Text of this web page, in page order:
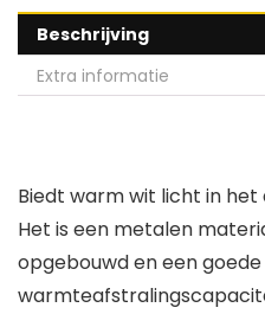
Beschrijving
Extra informatie
Biedt warm wit licht in
Het is een metalen
opgebouwd en een goede